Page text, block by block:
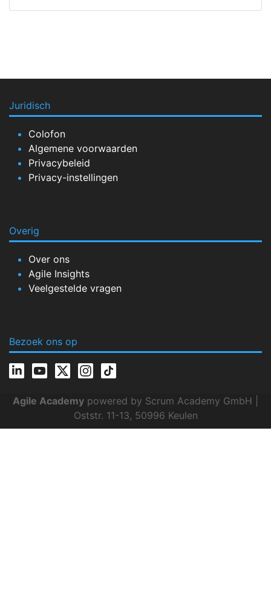
Juridisch
Colofon
Algemene voorwaarden
Privacybeleid
Privacy-instellingen
Overig
Over ons
Agile Insights
Veelgestelde vragen
Bezoek ons op
Agile Academy powered by Scrum Academy GmbH |
Oststr. 11-13, 50996 Keulen